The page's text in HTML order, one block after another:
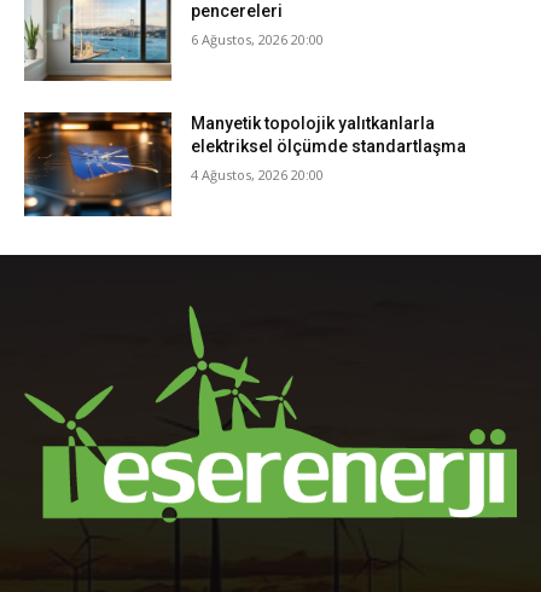
pencereleri
6 Ağustos, 2026 20:00
Manyetik topolojik yalıtkanlarla
elektriksel ölçümde standartlaşma
4 Ağustos, 2026 20:00